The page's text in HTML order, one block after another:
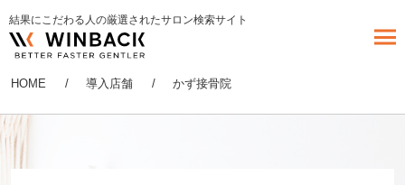
結果にこだわる人の厳選されたサロン検索サイト
HOME 導入店舗 かず接骨院